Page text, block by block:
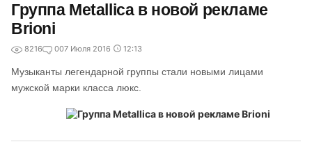
Группа Metallica в новой рекламе
Brioni
8216 007 Июля 2016 12:13
Музыканты легендарной группы стали новыми лицами
мужской марки класса люкс.